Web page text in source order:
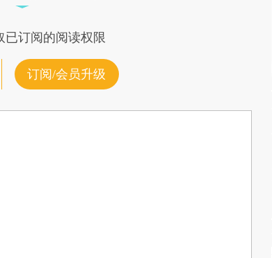
订阅的阅读权限
订阅/会员升级